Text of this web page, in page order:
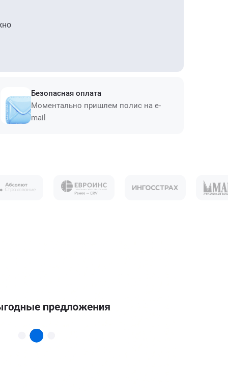
Безопасная оплата
Моментально пришлем полис на e-
mail